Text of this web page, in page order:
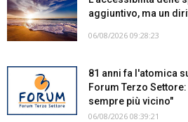
aggiuntivo, ma un
06/08/2026 09:28:23
81 anni fa l'atomica
Forum Terzo
sempre più vicino"
06/08/2026 08:39:21